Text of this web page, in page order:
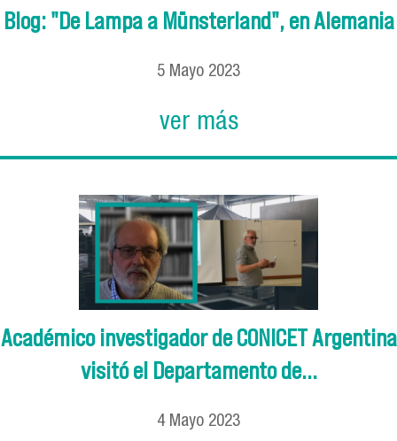
Blog: "De Lampa a Münsterland", en Alemania
5 Mayo 2023
ver más
Académico investigador de CONICET Argentina
visitó el Departamento de...
4 Mayo 2023